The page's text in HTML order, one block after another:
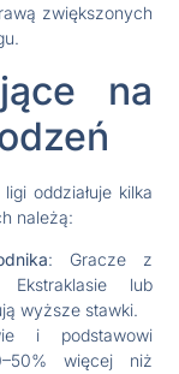
zwiększonych
na
oddziałuje kilka
należą:
: Gracze z
Ekstraklasie lub
wyższe stawki.
i podstawowi
więcej niż